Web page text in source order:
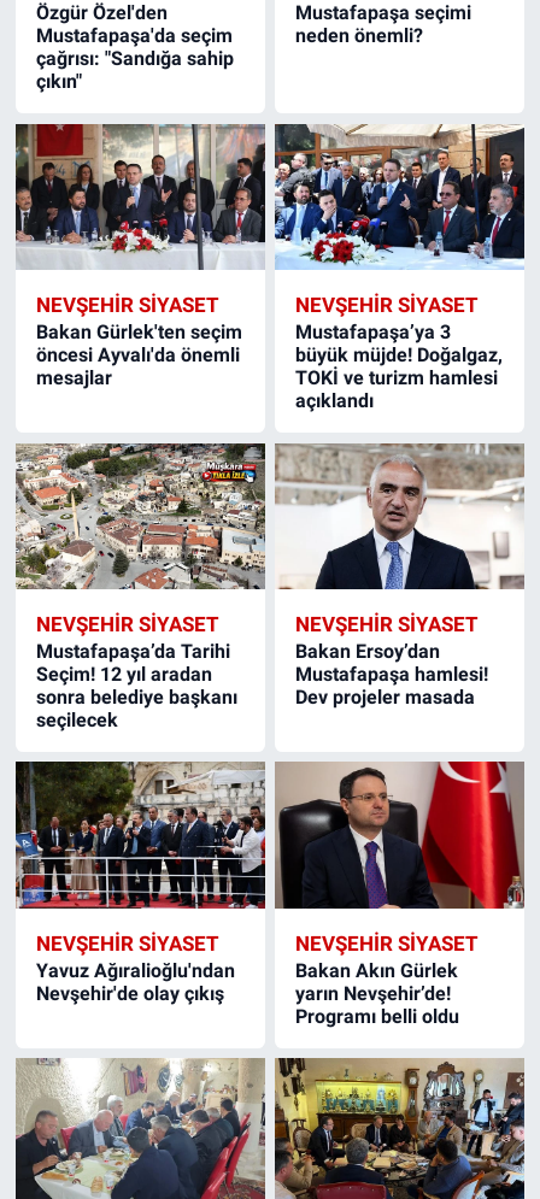
Özgür Özel'den
Mustafapaşa'da seçim
çağrısı: "Sandığa sahip
çıkın"
Mustafapaşa seçimi
neden önemli?
NEVŞEHIR SIYASET
Bakan Gürlek'ten seçim
öncesi Ayvalı'da önemli
mesajlar
NEVŞEHIR SIYASET
Mustafapaşa’ya 3
büyük müjde! Doğalgaz,
TOKİ ve turizm hamlesi
açıklandı
NEVŞEHIR SIYASET
Mustafapaşa’da Tarihi
Seçim! 12 yıl aradan
sonra belediye başkanı
seçilecek
NEVŞEHIR SIYASET
Bakan Ersoy’dan
Mustafapaşa hamlesi!
Dev projeler masada
NEVŞEHIR SIYASET
Yavuz Ağıralioğlu'ndan
Nevşehir'de olay çıkış
NEVŞEHIR SIYASET
Bakan Akın Gürlek
yarın Nevşehir’de!
Programı belli oldu